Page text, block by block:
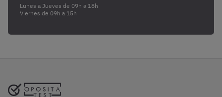
Lunes a Jueves de 09h a 18h
Viernes de 09h a 15h